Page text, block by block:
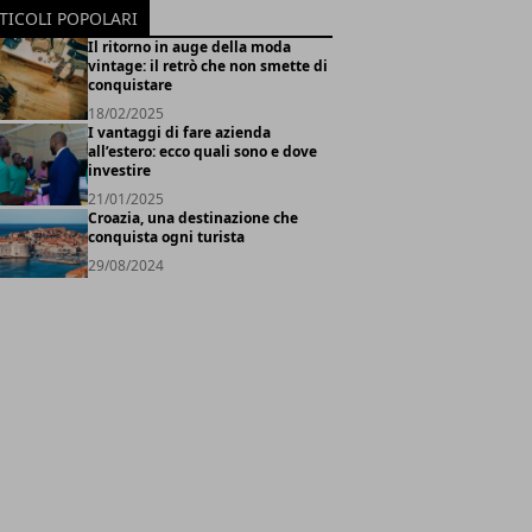
POPOLARI
Il ritorno in auge della moda
vintage: il retrò che non smette di
conquistare
18/02/2025
I vantaggi di fare azienda
all’estero: ecco quali sono e dove
investire
21/01/2025
Croazia, una destinazione che
conquista ogni turista
29/08/2024